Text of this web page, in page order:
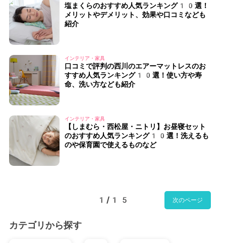
塩まくらのおすすめ人気ランキング10選！
メリットやデメリット、効果や口コミなども
紹介
インテリア・家具
口コミで評判の西川のエアーマットレスのお
すすめ人気ランキング10選！使い方や寿
命、洗い方なども紹介
インテリア・家具
【しまむら・西松屋・ニトリ】お昼寝セット
のおすすめ人気ランキング10選！洗えるも
のや保育園で使えるものなど
1/15 次のページ
カテゴリから探す